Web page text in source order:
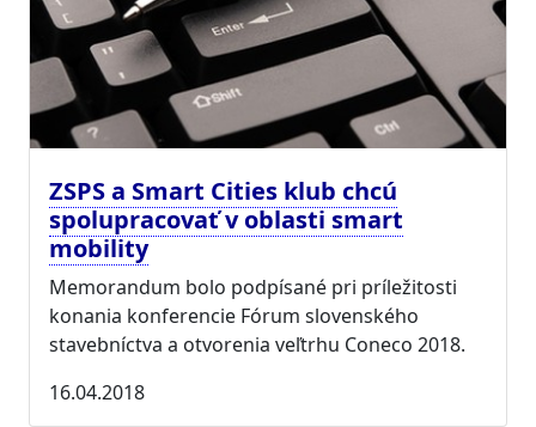
ZSPS a Smart Cities klub chcú
spolupracovať v oblasti smart
mobility
Memorandum bolo podpísané pri príležitosti
konania konferencie Fórum slovenského
stavebníctva a otvorenia veľtrhu Coneco 2018.
16.04.2018